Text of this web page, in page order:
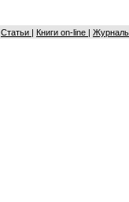
Статьи Книги on-line